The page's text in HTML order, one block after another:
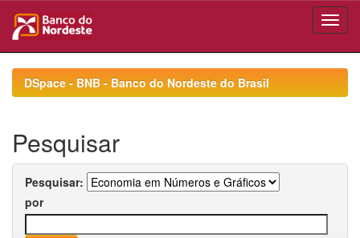
navigationDSpace - BNB - Banco do Nordeste do Brasil
Pesquisar
Pesquisar:
por